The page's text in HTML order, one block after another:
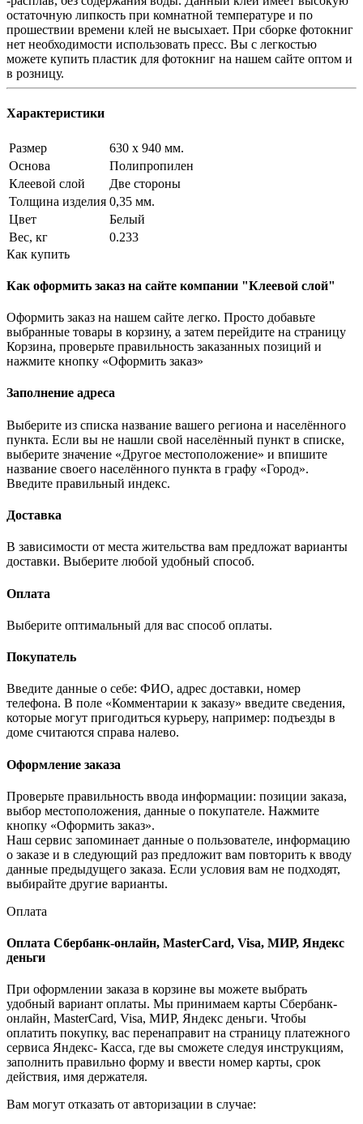
остаточную липкость при комнатной температуре и по
прошествии времени клей не высыхает. При сборке фотокниг
нет необходимости использовать пресс. Вы с легкостью
можете купить пластик для фотокниг на нашем сайте оптом и
в розницу.
Характеристики
Размер
630 х 940 мм.
Основа
Полипропилен
Клеевой слой
Две стороны
Толщина изделия 0,35 мм.
Цвет
Белый
Вес, кг
0.233
Как купить
Как оформить заказ на сайте компании "Клеевой слой"
Оформить заказ на нашем сайте легко. Просто добавьте
выбранные товары в корзину, а затем перейдите на страницу
Корзина, проверьте правильность заказанных позиций и
нажмите кнопку «Оформить заказ»
Заполнение адреса
Выберите из списка название вашего региона и населённого
пункта. Если вы не нашли свой населённый пункт в списке,
выберите значение «Другое местоположение» и впишите
название своего населённого пункта в графу «Город».
Введите правильный индекс.
Доставка
В зависимости от места жительства вам предложат варианты
доставки. Выберите любой удобный способ.
Оплата
Выберите оптимальный для вас способ оплаты.
Покупатель
Введите данные о себе: ФИО, адрес доставки, номер
телефона. В поле «Комментарии к заказу» введите сведения,
которые могут пригодиться курьеру, например: подъезды в
доме считаются справа налево.
Оформление заказа
Проверьте правильность ввода информации: позиции заказа,
выбор местоположения, данные о покупателе. Нажмите
кнопку «Оформить заказ».
Наш сервис запоминает данные о пользователе, информацию
о заказе и в следующий раз предложит вам повторить к вводу
данные предыдущего заказа. Если условия вам не подходят,
выбирайте другие варианты.
Оплата
Оплата Сбербанк-онлайн, MasterCard, Visa, МИР, Яндекс
деньги
При оформлении заказа в корзине вы можете выбрать
удобный вариант оплаты. Мы принимаем карты Сбербанк-
онлайн, MasterCard, Visa, МИР, Яндекс деньги. Чтобы
оплатить покупку, вас перенаправит на страницу платежного
сервиса Яндекс- Касса, где вы сможете следуя инструкциям,
заполнить правильно форму и ввести номер карты, срок
действия, имя держателя.
Вам могут отказать от авторизации в случае: